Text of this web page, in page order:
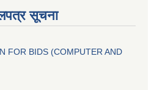
सूचना
FOR BIDS (COMPUTER AND